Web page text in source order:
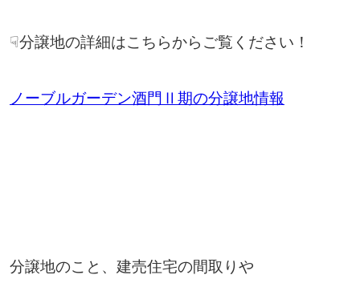
☟分譲地の詳細はこちらからご覧ください！
ノーブルガーデン酒門Ⅱ期の分譲地情報
分譲地のこと、建売住宅の間取りや